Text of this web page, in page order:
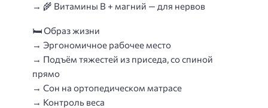
→ 🌾 Витамины B + магний — для нервов
🛏Образ жизни
→ Эргономичное рабочее место
→ Подъём тяжестей из приседа, со спиной
прямо
→ Сон на ортопедическом матрасе
→ Контроль веса